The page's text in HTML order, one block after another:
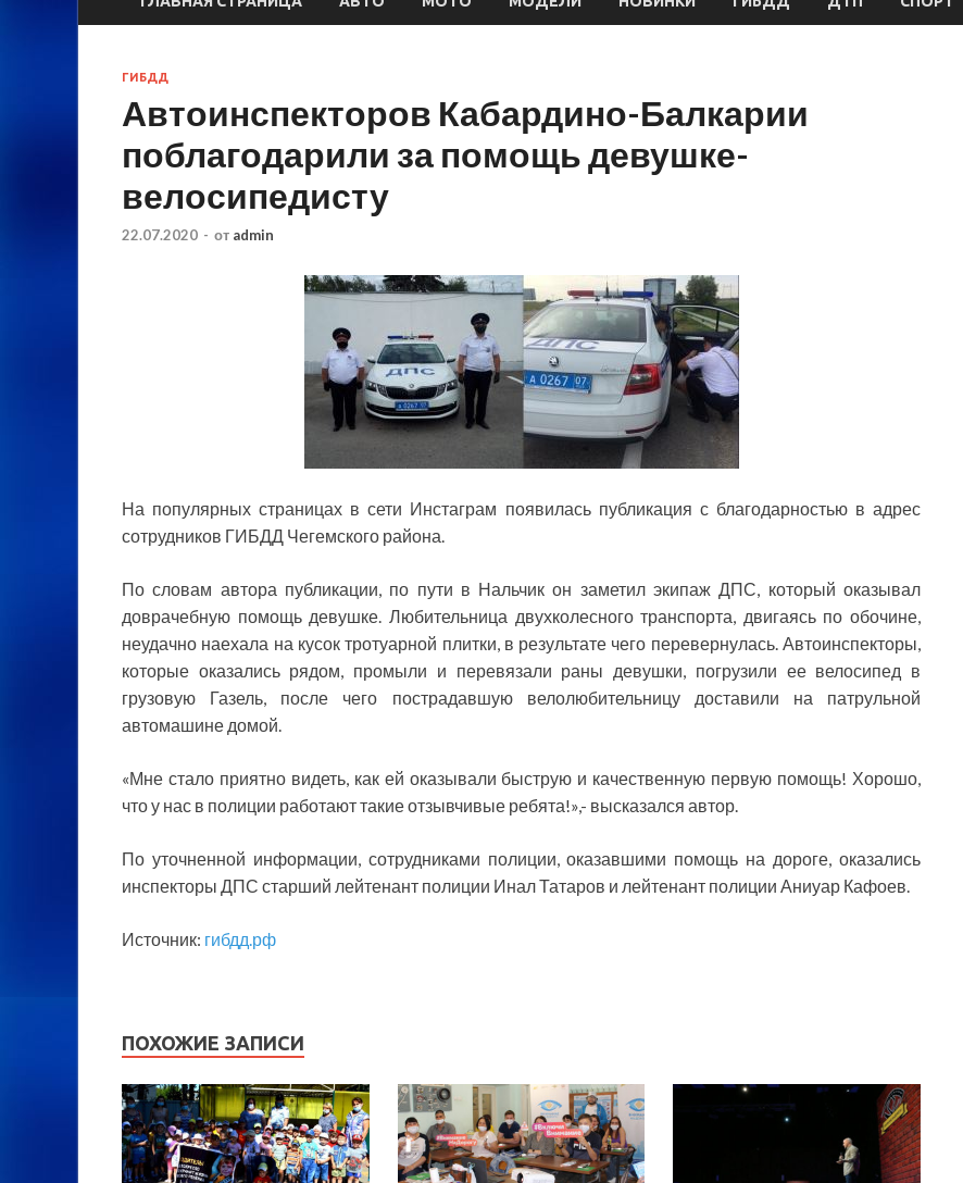
ГИБДД
Автоинспекторов Кабардино-Балкарии
поблагодарили за помощь девушке-
велосипедисту
22.07.2020 - от admin
На популярных страницах в сети Инстаграм появилась публикация с благодарностью в адрес
сотрудников ГИБДД Чегемского района.
По словам автора публикации, по пути в Нальчик он заметил экипаж ДПС, который оказывал
доврачебную помощь девушке. Любительница двухколесного транспорта, двигаясь по обочине,
неудачно наехала на кусок тротуарной плитки, в результате чего перевернулась. Автоинспекторы,
которые оказались рядом, промыли и перевязали раны девушки, погрузили ее велосипед в
грузовую Газель, после чего пострадавшую велолюбительницу доставили на патрульной
автомашине домой.
«Мне стало приятно видеть, как ей оказывали быструю и качественную первую помощь! Хорошо,
что у нас в полиции работают такие отзывчивые ребята!»,- высказался автор.
По уточненной информации, сотрудниками полиции, оказавшими помощь на дороге, оказались
инспекторы ДПС старший лейтенант полиции Инал Татаров и лейтенант полиции Аниуар Кафоев.
Источник: гибдд.рф
ПОХОЖИЕ ЗАПИСИ